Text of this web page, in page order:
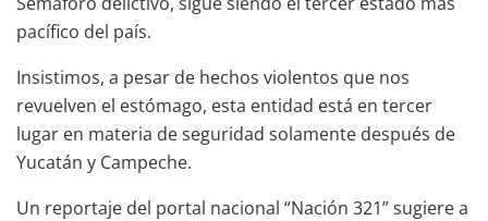
pacífico del país.
Insistimos, a pesar de hechos violentos que nos
revuelven el estómago, esta entidad está en tercer
lugar en materia de seguridad solamente después de
Yucatán y Campeche.
Un reportaje del portal nacional “Nación 321” sugiere a